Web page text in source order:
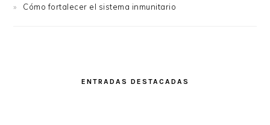
Cómo fortalecer el sistema inmunitario
ENTRADAS DESTACADAS